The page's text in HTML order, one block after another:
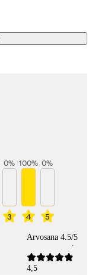
3
0%
4
100%
5
0%
Arvosana 4.5/5
4,5